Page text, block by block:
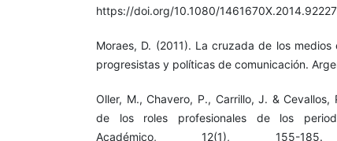
https://doi.org/10.1080/
Moraes, D. (2011). La cruzada de los medios
progresistas y políticas de comunicación.
Oller, M., Chavero, P., Carrillo, J. &
de los roles profesionales de los
Académico, 12(1), 155-